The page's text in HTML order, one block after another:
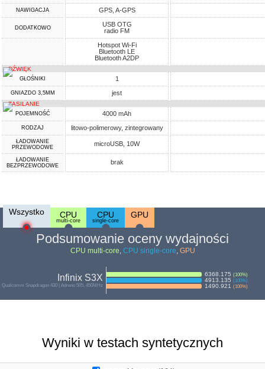
NAWIGACJA GPS, A-GPS
DODATKOWO
USB OTG
radio FM
Hotspot Wi-Fi
Bluetooth LE
Bluetooth A2DP
DŹWIĘK
GŁOŚNIKI 1
GNIAZDO 3,5MM jest
ZASILANIE
POJEMNOŚĆ 4000 mAh
RODZAJ litowo-polimerowy, zintegrowany
ŁADOWANIE
PRZEWODOWE
microUSB, 10W
ŁADOWANIE
BEZPRZEWODOWE
brak
Wszystko CPU
multi-core
CPU
single-core
GPU
Podsumowanie oceny wydajności
CPU multi-core, CPU single-core, GPU
Infinix S3X
Qualcomm Snapdragon 430 | Adreno 505, 450MHz
6368.175 (100%)
4913.135 (100%)
1490.921 (100%)
Wyniki w testach syntetycznych